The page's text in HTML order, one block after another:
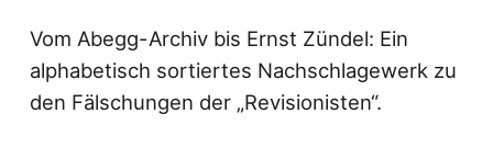
Vom Abegg-Archiv bis Ernst Zündel: Ein
alphabetisch sortiertes Nachschlagewerk zu
den Fälschungen der „Revisionisten“.